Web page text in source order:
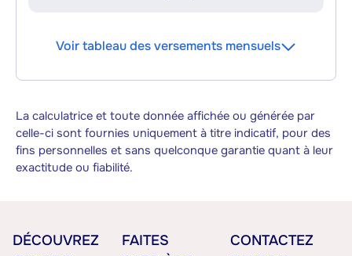
Voir tableau des versements mensuels
La calculatrice et toute donnée affichée ou générée par
celle-ci sont fournies uniquement à titre indicatif, pour des
fins personnelles et sans quelconque garantie quant à leur
exactitude ou fiabilité.
DÉCOUVREZ
FAITES
CONTACTEZ